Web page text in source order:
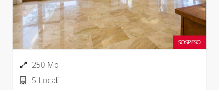
SOSPESO
250 Mq
5 Locali